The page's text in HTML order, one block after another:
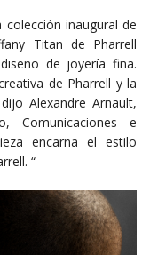
inaugural de
Titan de Pharrell
de joyería fina.
de Pharrell y la
Alexandre Arnault,
Comunicaciones e
encarna el estilo
“